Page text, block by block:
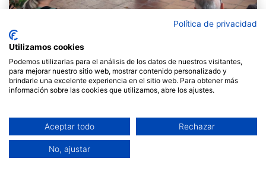
proyecto Proyecto Singulars Cohabitación Inclusiva. ​
¿Vivir juntas es posible?​
¿Puede la cohabitación ser un espacio de
Política de privacidad
Utilizamos cookies
Podemos utilizarlas para el análisis de los datos de nuestros visitantes,
para mejorar nuestro sitio web, mostrar contenido personalizado y
brindarle una excelente experiencia en el sitio web. Para obtener más
información sobre las cookies que utilizamos, abre los ajustes.
Aceptar todo Rechazar
No, ajustar